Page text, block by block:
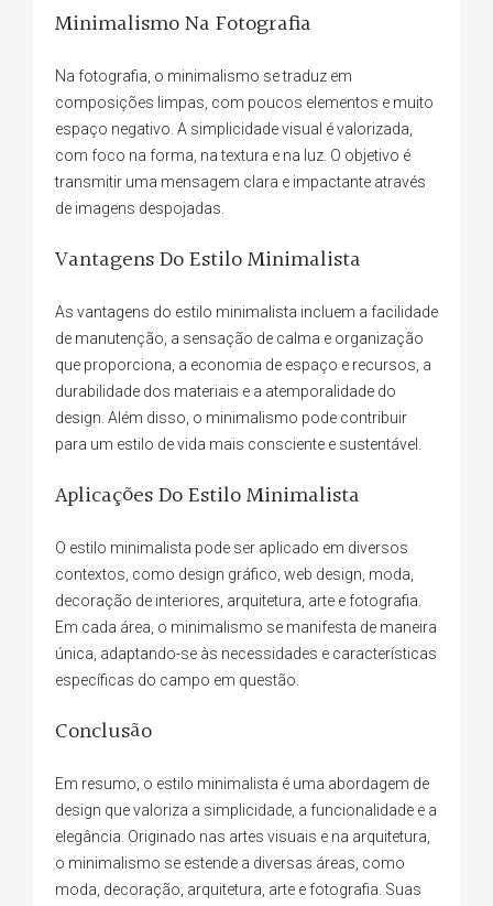
Minimalismo Na Fotografia
Na fotografia, o minimalismo se traduz em
composições limpas, com poucos elementos e muito
espaço negativo. A simplicidade visual é valorizada,
com foco na forma, na textura e na luz. O objetivo é
transmitir uma mensagem clara e impactante através
de imagens despojadas.
Vantagens Do Estilo Minimalista
As vantagens do estilo minimalista incluem a facilidade
de manutenção, a sensação de calma e organização
que proporciona, a economia de espaço e recursos, a
durabilidade dos materiais e a atemporalidade do
design. Além disso, o minimalismo pode contribuir
para um estilo de vida mais consciente e sustentável.
Aplicações Do Estilo Minimalista
O estilo minimalista pode ser aplicado em diversos
contextos, como design gráfico, web design, moda,
decoração de interiores, arquitetura, arte e fotografia.
Em cada área, o minimalismo se manifesta de maneira
única, adaptando-se às necessidades e características
específicas do campo em questão.
Conclusão
Em resumo, o estilo minimalista é uma abordagem de
design que valoriza a simplicidade, a funcionalidade e a
elegância. Originado nas artes visuais e na arquitetura,
o minimalismo se estende a diversas áreas, como
moda, decoração, arquitetura, arte e fotografia. Suas